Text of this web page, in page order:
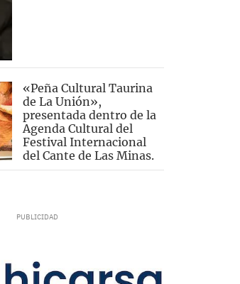
«Peña Cultural Taurina
de La Unión»,
presentada dentro de la
Agenda Cultural del
Festival Internacional
del Cante de Las Minas.